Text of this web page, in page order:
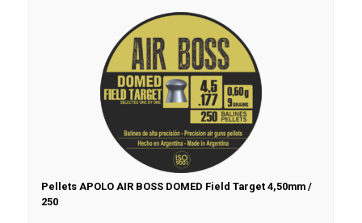
Pellets APOLO AIR BOSS DOMED Field Target 4,50mm /
250